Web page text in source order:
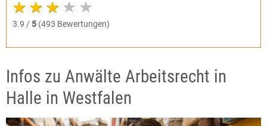
3.9 / 5 (493 Bewertungen)
Infos zu Anwälte Arbeitsrecht in
Halle in Westfalen